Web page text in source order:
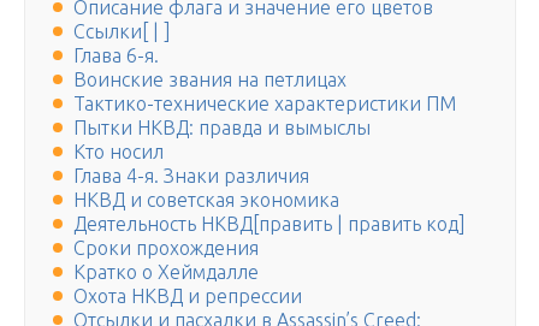
Описание флага и значение его цветов
Ссылки[ | ]
Глава 6-я.
Воинские звания на петлицах
Тактико-технические характеристики ПМ
Пытки НКВД: правда и вымыслы
Кто носил
Глава 4-я. Знаки различия
НКВД и советская экономика
Деятельность НКВД[править | править код]
Сроки прохождения
Кратко о Хеймдалле
Охота НКВД и репрессии
Отсылки и пасхалки в Assassin’s Creed: